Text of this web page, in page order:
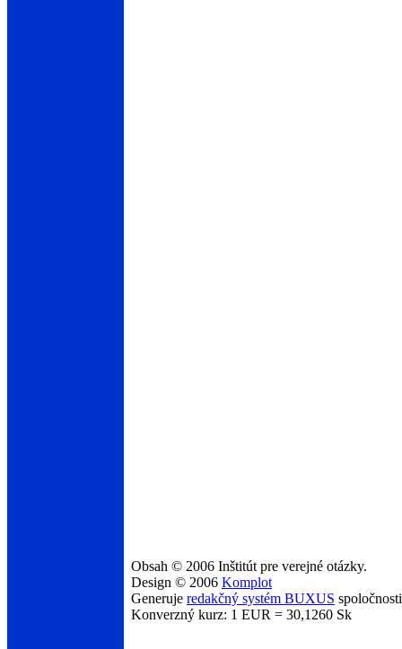
Obsah © 2006 Inštitút pre verejné otázky.
Design © 2006 Komplot
Generuje redakčný systém BUXUS
Konverzný kurz: 1 EUR = 30,1260 Sk